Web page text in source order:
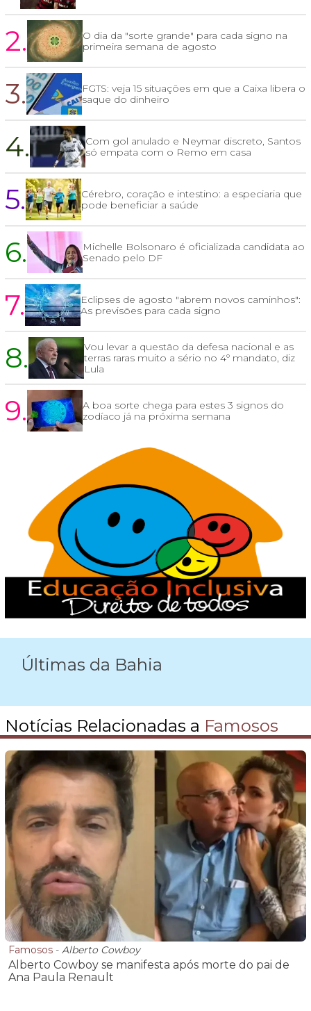
2.
O dia da "sorte grande" para cada signo na
primeira semana de agosto
3.
FGTS: veja 15 situações em que a Caixa libera o
saque do dinheiro
4.
Com gol anulado e Neymar discreto, Santos
só empata com o Remo em casa
5.
Cérebro, coração e intestino: a especiaria que
pode beneficiar a saúde
6.
Michelle Bolsonaro é oficializada candidata ao
Senado pelo DF
7.
Eclipses de agosto "abrem novos caminhos":
As previsões para cada signo
8.
Vou levar a questão da defesa nacional e as
terras raras muito a sério no 4º mandato, diz
Lula
9.
A boa sorte chega para estes 3 signos do
zodíaco já na próxima semana
Últimas da Bahia
Notícias Relacionadas a Famosos
Famosos - Alberto Cowboy
Alberto Cowboy se manifesta após morte do pai de
Ana Paula Renault